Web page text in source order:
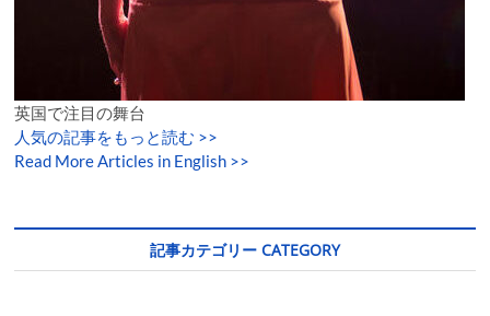
英国で注目の舞台
人気の記事をもっと読む >>
Read More Articles in English >>
記事カテゴリー CATEGORY